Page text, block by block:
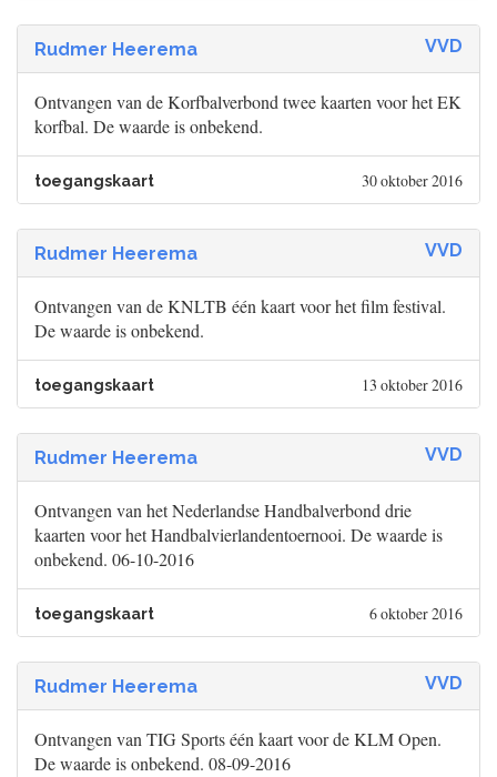
Rudmer Heerema VVD
Ontvangen van de Korfbalverbond twee kaarten voor het EK
korfbal. De waarde is onbekend.
toegangskaart 30 oktober 2016
Rudmer Heerema VVD
Ontvangen van de KNLTB één kaart voor het film festival.
De waarde is onbekend.
toegangskaart 13 oktober 2016
Rudmer Heerema VVD
Ontvangen van het Nederlandse Handbalverbond drie
kaarten voor het Handbalvierlandentoernooi. De waarde is
onbekend. 06-10-2016
toegangskaart 6 oktober 2016
Rudmer Heerema VVD
Ontvangen van TIG Sports één kaart voor de KLM Open.
De waarde is onbekend. 08-09-2016